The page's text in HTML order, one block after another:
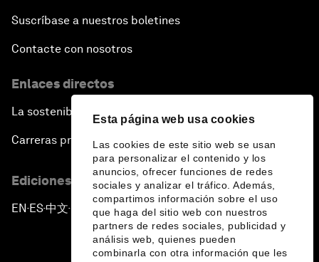
Esta página web usa cookies
Las cookies de este sitio web se usan
para personalizar el contenido y los
anuncios, ofrecer funciones de redes
sociales y analizar el tráfico. Además,
compartimos información sobre el uso
que haga del sitio web con nuestros
partners de redes sociales, publicidad y
análisis web, quienes pueden
combinarla con otra información que les
Suscríbase a nuestros boletines
Contacte con nosotros
Enlaces directos
La sostenibilidad en el Foro
Carreras profesionales
Ediciones en otros idiomas
EN ▪ ES▪中文▪ 日本語